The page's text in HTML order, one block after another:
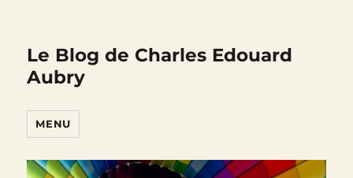
Le Blog de Charles Edouard
Aubry
MENU